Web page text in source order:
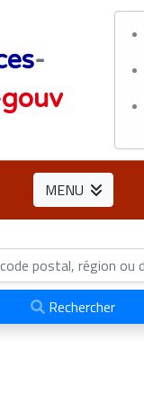
-
gouv
MENU
Rechercher